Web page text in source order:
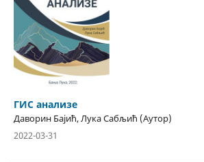
ГИС анализе
Даворин Бајић, Лука Сабљић (Аутор)
2022-03-31